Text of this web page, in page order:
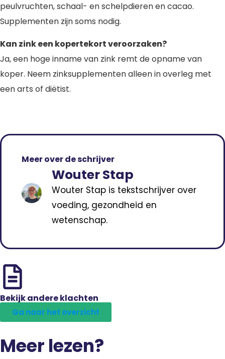
peulvruchten, schaal- en schelpdieren en cacao.
Supplementen zijn soms nodig.
Kan zink een kopertekort veroorzaken?
Ja, een hoge inname van zink remt de opname van
koper. Neem zinksupplementen alleen in overleg met
een arts of diëtist.
Meer over de schrijver
Wouter Stap
Wouter Stap is tekstschrijver over
voeding, gezondheid en
wetenschap.
Bekijk andere klachten
Ga naar het overzicht
Meer lezen?